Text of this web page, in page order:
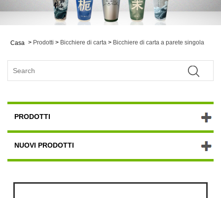
Casa > Prodotti > Bicchiere di carta > Bicchiere di carta a parete singola
PRODOTTI
NUOVI PRODOTTI